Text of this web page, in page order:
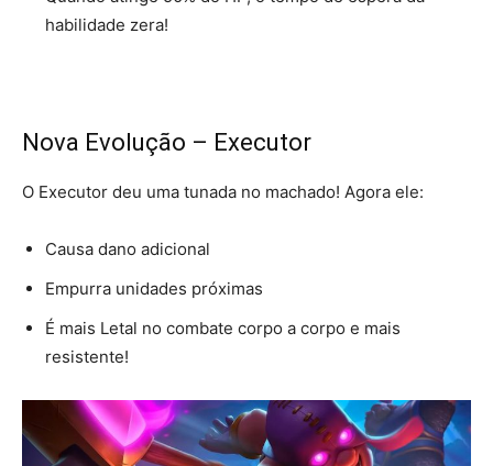
habilidade zera!
Nova Evolução – Executor
O Executor deu uma tunada no machado! Agora ele:
Causa dano adicional
Empurra unidades próximas
É mais Letal no combate corpo a corpo e mais
resistente!